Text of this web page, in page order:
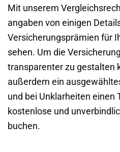
Mit unserem
angaben von einigen
Versicherungsprämien für
sehen. Um die
transparenter zu gestalten
außerdem ein
und bei Unklarheiten einen
kostenlose und
buchen.